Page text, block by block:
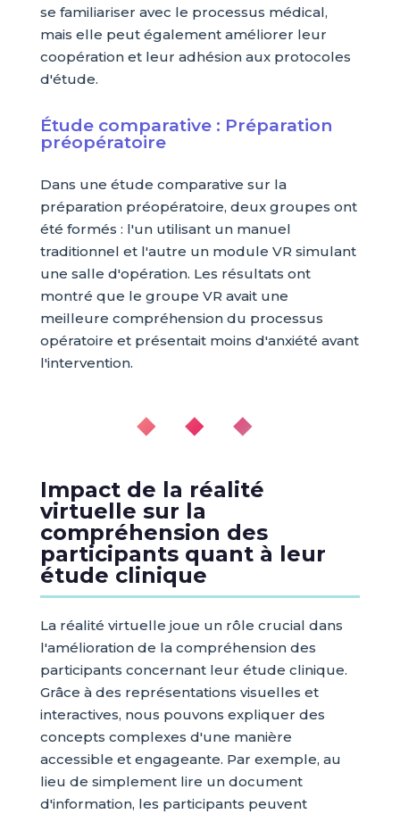
se familiariser avec le processus médical,
mais elle peut également améliorer leur
coopération et leur adhésion aux protocoles
d'étude.
Étude comparative : Préparation
préopératoire
Dans une étude comparative sur la
préparation préopératoire, deux groupes ont
été formés : l'un utilisant un manuel
traditionnel et l'autre un module VR simulant
une salle d'opération. Les résultats ont
montré que le groupe VR avait une
meilleure compréhension du processus
opératoire et présentait moins d'anxiété avant
l'intervention.
◆ ◆ ◆
Impact de la réalité
virtuelle sur la
compréhension des
participants quant à leur
étude clinique
La réalité virtuelle joue un rôle crucial dans
l'amélioration de la compréhension des
participants concernant leur étude clinique.
Grâce à des représentations visuelles et
interactives, nous pouvons expliquer des
concepts complexes d'une manière
accessible et engageante. Par exemple, au
lieu de simplement lire un document
d'information, les participants peuvent